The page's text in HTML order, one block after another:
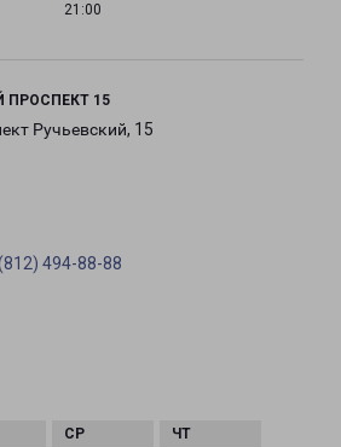
21:00
ПРОСПЕКТ 15
Ручьевский, 15
494-88-88